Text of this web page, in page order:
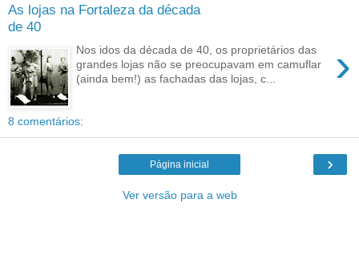
As lojas na Fortaleza da década
de 40
›
Nos idos da década de 40, os proprietários das
grandes lojas não se preocupavam em camuflar
(ainda bem!) as fachadas das lojas, c...
8 comentários:
›
Página inicial
Ver versão para a web